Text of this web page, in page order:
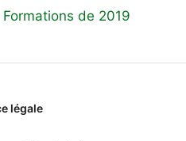
de 2019
légale